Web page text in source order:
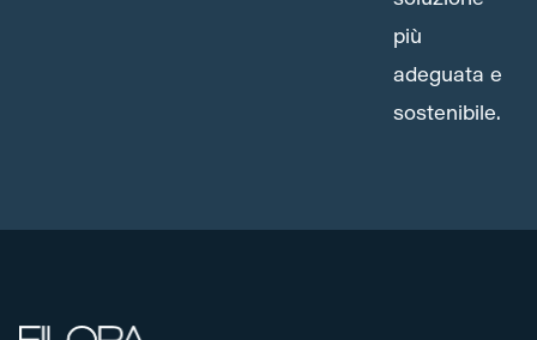
più
adeguata e
sostenibile.